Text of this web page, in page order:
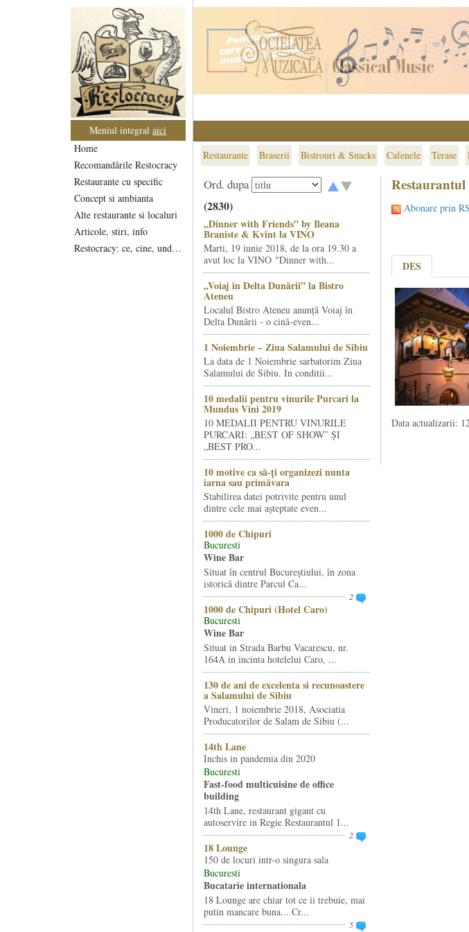
Meniul integralaici
Home
Recomandările Restocracy
Restaurante cu specific
Concept si ambianta
Alte restaurante si localuri
Articole, stiri, info
Restocracy: ce, cine, unde...
Restaurante Braserii Bistrouri & Snacks Cafenele Terase
Ord. dupa
(2830)
„Dinner with Friends” by Ileana
Braniste & Kvint la VINO
Marti, 19 iunie 2018, de la ora 19.30 a
avut loc la VINO "Dinner with...
„Voiaj în Delta Dunării” la Bistro
Ateneu
Localul Bistro Ateneu anunță Voiaj în
Delta Dunării - o cină-even...
1 Noiembrie – Ziua Salamului de Sibiu
La data de 1 Noiembrie sarbatorim Ziua
Salamului de Sibiu. In conditii...
10 medalii pentru vinurile Purcari la
Mundus Vini 2019
10 MEDALII PENTRU VINURILE
PURCARI: „BEST OF SHOW” ȘI
„BEST PRO...
10 motive ca să-ți organizezi nunta
iarna sau primăvara
Stabilirea datei potrivite pentru unul
dintre cele mai așteptate even...
1000 de Chipuri
Bucuresti
Wine Bar
Situat în centrul Bucureştiului, în zona
istorică dintre Parcul Ca...
2
1000 de Chipuri (Hotel Caro)
Bucuresti
Wine Bar
Situat in Strada Barbu Vacarescu, nr.
164A in incinta hotelelui Caro, ...
130 de ani de excelenta si recunoastere
a Salamului de Sibiu
Vineri, 1 noiembrie 2018, Asociatia
Producatorilor de Salam de Sibiu (...
14th Lane
Inchis in pandemia din 2020
Bucuresti
Fast-food multicuisine de office
building
14th Lane, restaurant gigant cu
autoservire in Regie Restaurantul 1...
2
18 Lounge
150 de locuri intr-o singura sala
Bucuresti
Bucatarie internationala
18 Lounge are chiar tot ce ii trebuie, mai
putin mancare buna... Cr...
5
Abonare prin
DES
Data actualizarii: